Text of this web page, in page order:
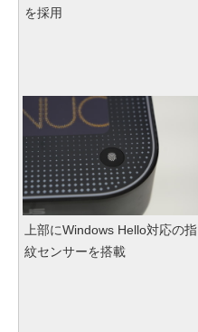
を採用
上部にWindows Hello対応の指
紋センサーを搭載